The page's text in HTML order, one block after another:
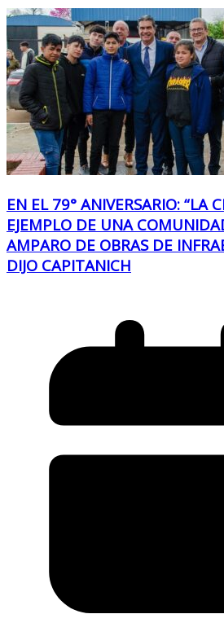
EN EL 79° ANIVERSARIO: “LA
EJEMPLO DE UNA
AMPARO DE OBRAS DE
DIJO CAPITANICH